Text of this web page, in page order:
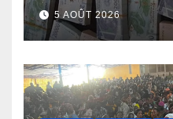
face de la
5 AOÛT 2026